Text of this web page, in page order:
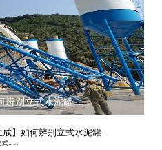
辨别立式水泥罐......
成】如何辨别立式水泥罐...
......